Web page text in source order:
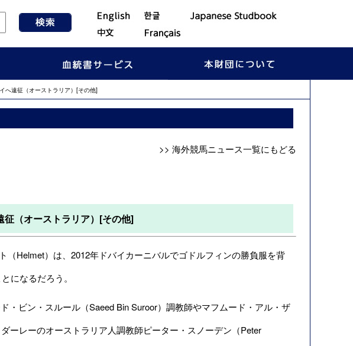
遠征（オーストラリア）[その他]
>> 海外競馬ニュース一覧にもどる
（オーストラリア）[その他]
Helmet）は、2012年ドバイカーニバルでゴドルフィンの勝負服を背
になるだろう。
ビン・スルール（Saeed Bin Suroor）調教師やマフムード・アル・ザ
ーレーのオーストラリア人調教師ピーター・スノーデン（Peter